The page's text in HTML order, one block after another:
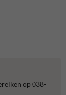
op 038-